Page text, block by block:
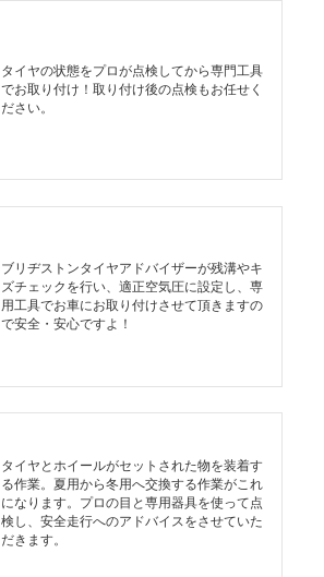
タイヤの状態をプロが点検してから専門工具
でお取り付け！取り付け後の点検もお任せく
ださい。
ブリヂストンタイヤアドバイザーが残溝やキ
ズチェックを行い、適正空気圧に設定し、専
用工具でお車にお取り付けさせて頂きますの
で安全・安心ですよ！
タイヤとホイールがセットされた物を装着す
る作業。夏用から冬用へ交換する作業がこれ
になります。プロの目と専用器具を使って点
検し、安全走行へのアドバイスをさせていた
だきます。